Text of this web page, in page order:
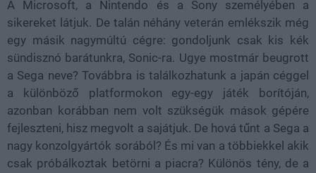
A Microsoft, a Nintendo és a Sony személyében a
sikereket látjuk. De talán néhány veterán emlékszik még
egy másik nagymúltú cégre: gondoljunk csak kis kék
sündisznó barátunkra, Sonic-ra. Ugye mostmár beugrott
a Sega neve? Továbbra is találkozhatunk a japán céggel
a különböző platformokon egy-egy játék borítóján,
azonban korábban nem volt szükségük mások gépére
fejleszteni, hisz megvolt a sajátjuk. De hová tűnt a Sega a
nagy konzolgyártók sorából? És mi van a többiekkel akik
csak próbálkoztak betörni a piacra? Különös tény, de a